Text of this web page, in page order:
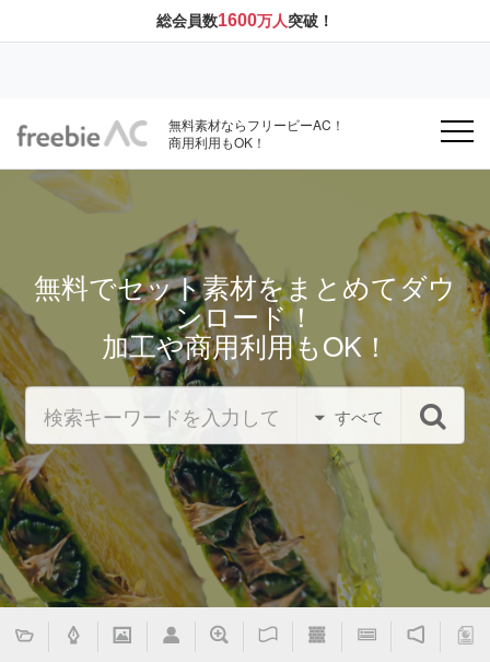
総会員数1600万人突破！
無料素材ならフリービーAC！
商用利用もOK！
無料でセット素材をまとめてダウ
ンロード！
加工や商用利用もOK！
すべて